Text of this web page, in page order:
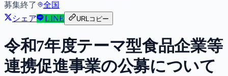
募集終了
全国
シェア
LINE URLコピー
令和7年度テーマ型食品企業等
連携促進事業の公募について